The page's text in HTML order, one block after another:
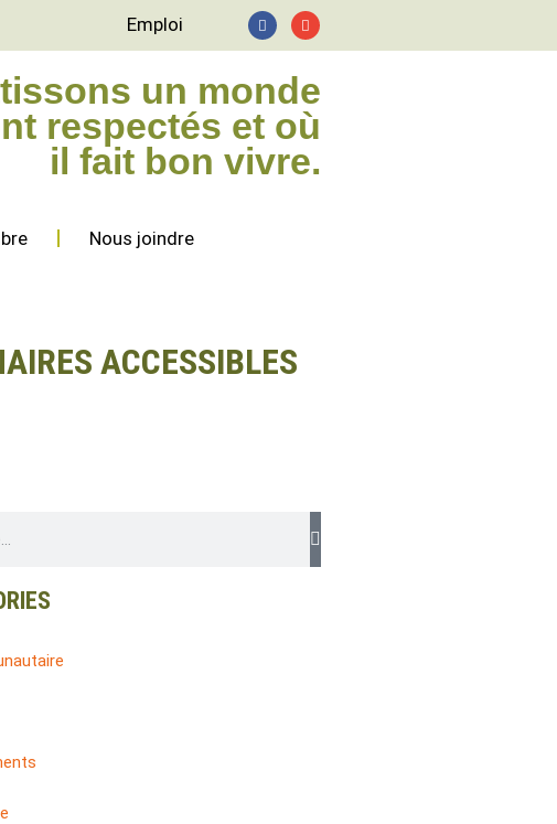
Emploi
un monde
respectés et où
il fait bon vivre.
Nous joindre
ACCESSIBLES